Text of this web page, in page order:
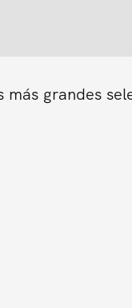
grandes